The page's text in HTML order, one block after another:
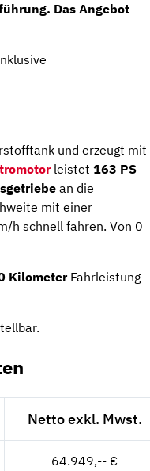
Das Angebot
und erzeugt mit
leistet 163 PS
an die
mit einer
h schnell fahren. Von 0
KilometerFahrleistung
Netto exkl. Mwst.
64.949,-- €